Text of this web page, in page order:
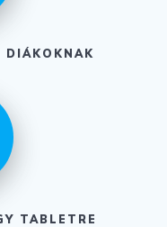
DIÁKOKNAK
TABLETRE